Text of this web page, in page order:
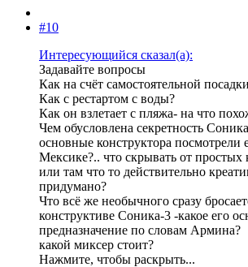
#10
Интересующийся сказал(а):
Задавайте вопросы
Как на счёт самостоятельной
Как с рестартом с воды?
Как он взлетает с пляжа- на что
Чем обусловлена секретность
основные конструктора посмотрели
Мексике?.. что скрывать от простых
или там что то действительно
придумано?
Что всё же необычного сразу
конструктиве Соника-3 -какое его
предназначение по словам Армина?
какой миксер стоит?
Нажмите, чтобы раскрыть...